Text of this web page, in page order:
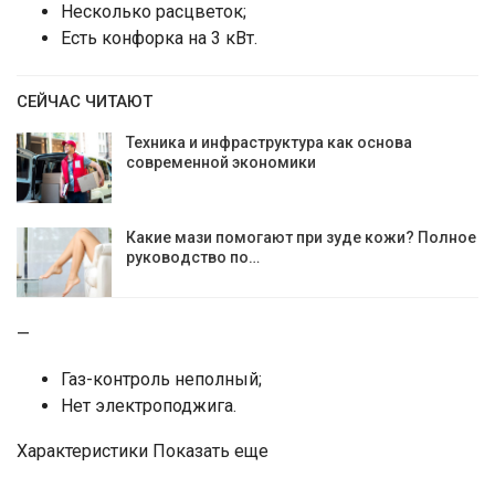
Несколько расцветок;
Есть конфорка на 3 кВт.
СЕЙЧАС ЧИТАЮТ
Техника и инфраструктура как основа
современной экономики
Какие мази помогают при зуде кожи? Полное
руководство по…
—
Газ-контроль неполный;
Нет электроподжига.
Характеристики Показать еще